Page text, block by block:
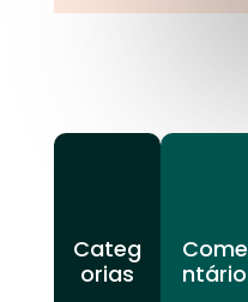
Categ
orias
Come
ntário